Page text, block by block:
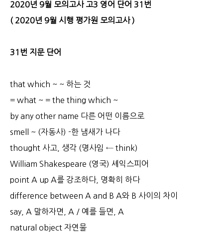
2020년 9월 모의고사 고3 영어 단어 31번
( 2020년 9월 시행 평가원 모의고사 )
31번 지문 단어
that which ~ ~ 하는 것
= what ~ = the thing which ~
by any other name 다른 어떤 이름으로
smell ~ (자동사) -한 냄새가 나다
thought 사고, 생각 (명사임 ← think)
William Shakespeare (영국) 셰익스피어
point A up A를 강조하다, 명확히 하다
difference between A and B A와 B 사이의 차이
say, A 말하자면, A / 예를 들면, A
natural object 자연물